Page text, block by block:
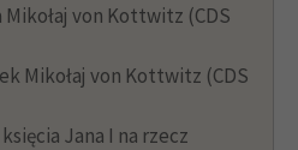
Mikołaj von Kottwitz (CDS
Mikołaj von Kottwitz (CDS
Jana I na rzecz